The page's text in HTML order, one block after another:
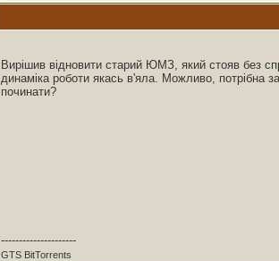
Вирішив відновити старий ЮМЗ, який стояв без
динаміка роботи якась в'ялa. Можливо, потрібна
починати?
---------------------
GTS BitTorrents